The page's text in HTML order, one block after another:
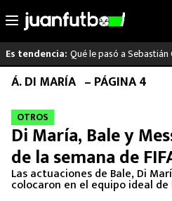
Saltar
contenido
Es tendencia: Qué le pasó a
LO ÚLTIMO
LIGA MX
RAYADOS
PUMAS
Á. DI MARÍA – PÁGINA 4
OTROS
Di María, Bale y
de la semana de
Las actuaciones de Bale, Di
colocaron en el equipo ideal de